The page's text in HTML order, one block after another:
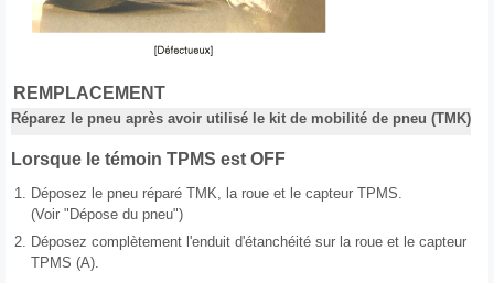
REMPLACEMENT
Réparez le pneu après avoir utilisé le kit de mobilité de pneu (TMK)
Lorsque le témoin TPMS est OFF
1. Déposez le pneu réparé TMK, la roue et le capteur TPMS.
(Voir "Dépose du pneu")
2. Déposez complètement l'enduit d'étanchéité sur la roue et le capteur
TPMS (A).